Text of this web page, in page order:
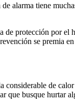
alarma tiene
protección por
se premia
de
que busque hurtar